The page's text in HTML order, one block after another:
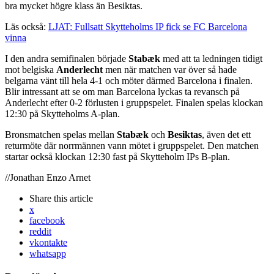
bra mycket högre klass än Besiktas.
Läs också: LJAT: Fullsatt Skytteholms IP fick se FC Barcelona
vinna
I den andra semifinalen började Stabæk med att ta ledningen tidigt
mot belgiska Anderlecht men när matchen var över så hade
belgarna vänt till hela 4-1 och möter därmed Barcelona i finalen.
Blir intressant att se om man Barcelona lyckas ta revansch på
Anderlecht efter 0-2 förlusten i gruppspelet. Finalen spelas klockan
12:30 på Skytteholms A-plan.
Bronsmatchen spelas mellan Stabæk och Besiktas, även det ett
returmöte där norrmännen vann mötet i gruppspelet. Den matchen
startar också klockan 12:30 fast på Skytteholm IPs B-plan.
//Jonathan Enzo Arnet
Share this article
x
facebook
reddit
vkontakte
whatsapp